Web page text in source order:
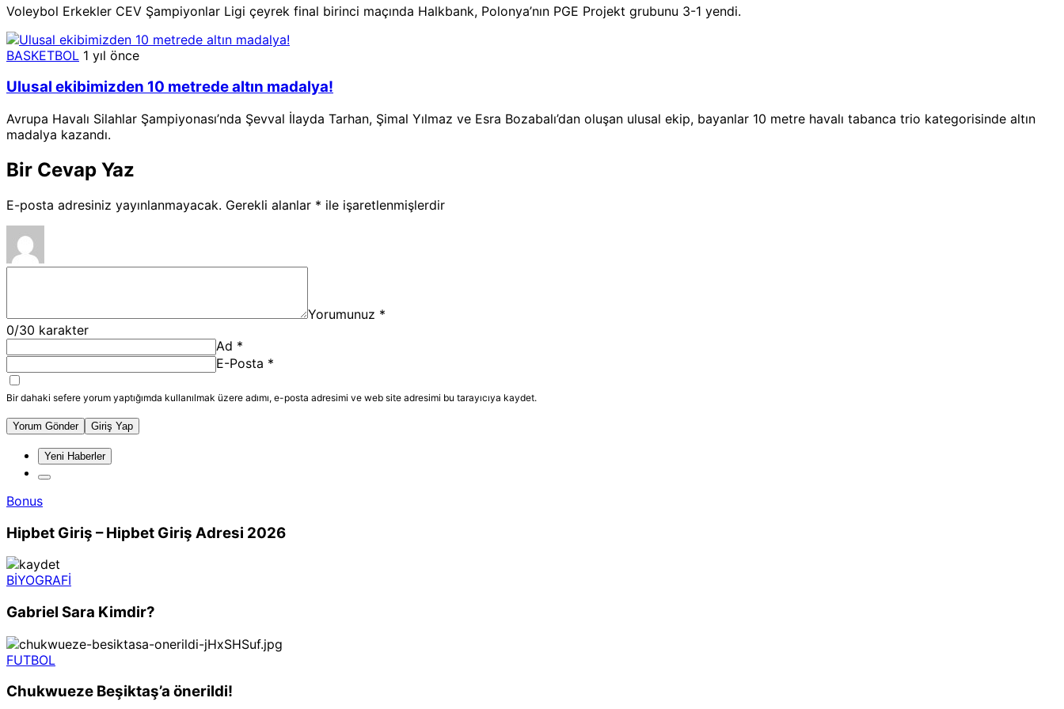
Voleybol Erkekler CEV Şampiyonlar Ligi çeyrek final birinci maçında Halkbank, Polonya’nın PGE Projekt grubunu 3-1 yendi.
BASKETBOL 1 yıl önce
Ulusal ekibimizden 10 metrede altın madalya!
Avrupa Havalı Silahlar Şampiyonası’nda Şevval İlayda Tarhan, Şimal Yılmaz ve Esra Bozabalı’dan oluşan ulusal ekip, bayanlar 10 metre havalı tabanca trio kategorisinde altın
madalya kazandı.
Bir Cevap Yaz
E-posta adresiniz yayınlanmayacak. Gerekli alanlar * ile işaretlenmişlerdir
Yorumunuz *
0/30 karakter
Ad *
E-Posta *
Bir dahaki sefere yorum yaptığımda kullanılmak üzere adımı, e-posta adresimi ve web site adresimi bu tarayıcıya kaydet.
Yorum Gönder Giriş Yap
Yeni Haberler
Bonus
Hipbet Giriş – Hipbet Giriş Adresi 2026
BİYOGRAFİ
Gabriel Sara Kimdir?
FUTBOL
Chukwueze Beşiktaş’a önerildi!